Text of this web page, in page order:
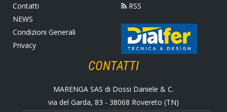
Contatti
NEWS
Condizioni Generali
Privacy
RSS
CONTATTI
MARENGA SAS di Dossi Daniele & C.
via del Garda, 83 - 38068 Rovereto (TN)